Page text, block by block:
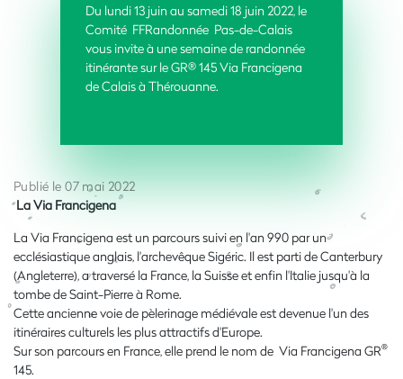
Du lundi 13 juin au samedi 18 juin 2022, le
Comité FFRandonnée Pas-de-Calais
vous invite à une semaine de randonnée
itinérante sur le GR® 145 Via Francigena
de Calais à Thérouanne.
Publié le 07 mai 2022
La Via Francigena
La Via Francigena est un parcours suivi en l'an 990 par un
ecclésiastique anglais, l'archevêque Sigéric. Il est parti de Canterbury
(Angleterre), a traversé la France, la Suisse et enfin l'Italie jusqu'à la
tombe de Saint-Pierre à Rome.
Cette ancienne voie de pèlerinage médiévale est devenue l'un des
itinéraires culturels les plus attractifs d'Europe.
Sur son parcours en France, elle prend le nom de Via Francigena GR®
145.